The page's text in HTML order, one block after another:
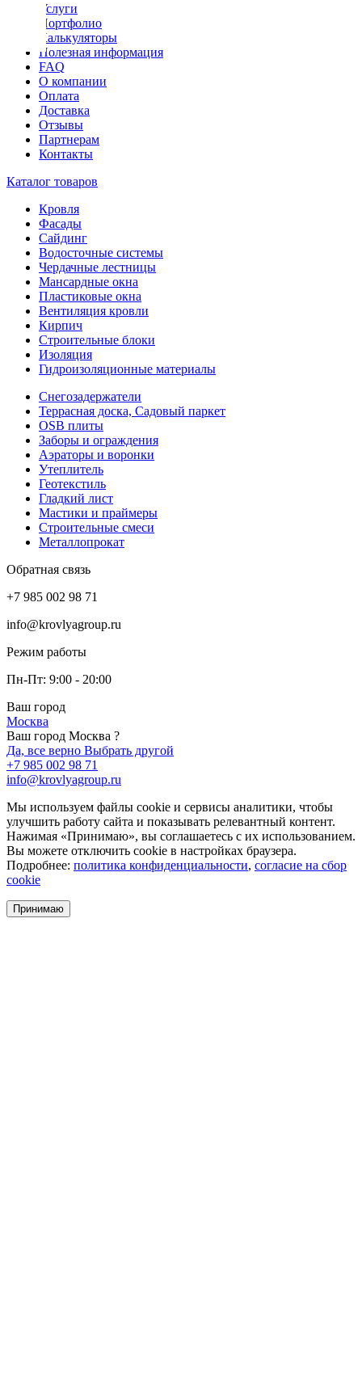
Услуги
Портфолио
Калькуляторы
Полезная информация
FAQ
О компании
Оплата
Доставка
Отзывы
Партнерам
Контакты
Каталог товаров
Кровля
Фасады
Сайдинг
Водосточные системы
Чердачные лестницы
Мансардные окна
Пластиковые окна
Вентиляция кровли
Кирпич
Строительные блоки
Изоляция
Гидроизоляционные материалы
Снегозадержатели
Террасная доска, Садовый паркет
OSB плиты
Заборы и ограждения
Аэраторы и воронки
Утеплитель
Геотекстиль
Гладкий лист
Мастики и праймеры
Строительные смеси
Металлопрокат
Обратная связь
+7 985 002 98 71
info@krovlyagroup.ru
Режим работы
Пн-Пт: 9:00 - 20:00
Ваш город
Москва
Ваш город Москва ?
Да, все верно Выбрать другой
+7 985 002 98 71
info@krovlyagroup.ru
Мы используем файлы cookie и сервисы аналитики, чтобы
улучшить работу сайта и показывать релевантный контент.
Нажимая «Принимаю», вы соглашаетесь с их использованием.
Вы можете отключить cookie в настройках браузера.
Подробнее: политика конфиденциальности, согласие на сбор
cookie
Принимаю